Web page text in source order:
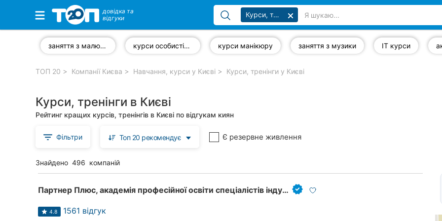
Обрані компанії
Стоматології
Ветеринарні клініки
Автошколи
Ресторани
Всі рубрики
довідка та
відгуки
Курси, тренінги
заняття з малювання курси особистісного розвитку курси манікюру заняття з музики IT курси
ТОП 20 Компанії Києва Навчання, курси у Києві Курси, тренінги у Києві
Курси, тренінги в Києві
Рейтинг кращих курсів, тренінгів в Києві по відгукам киян
Фільтри Топ 20 рекомендує Є резервне живлення
Знайдено 496 компаній
Партнер Плюс, академія професійної освіти спеціалістів індустрії краси
4.8 1561 відгук